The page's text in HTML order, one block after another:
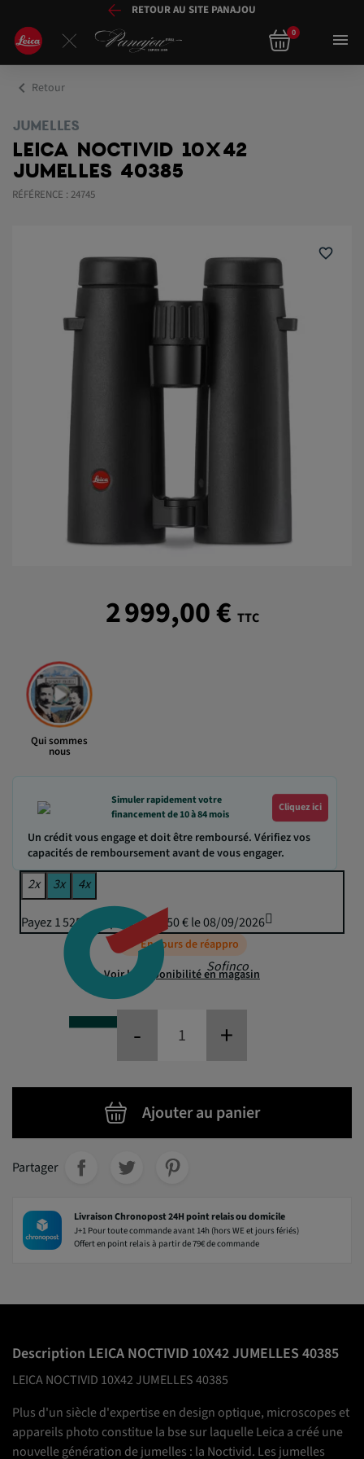
RETOUR AU SITE PANAJOU
0 
chevron_left Retour
JUMELLES
LEICA NOCTIVID 10X42
JUMELLES 40385
RÉFÉRENCE : 24745
favorite_border
2 999,00 € TTC
Qui sommes
nous
Simuler rapidement votre
financement de 10 à 84 mois
Cliquez ici
Un crédit vous engage et doit être remboursé. Vérifiez vos
capacités de remboursement avant de vous engager.
Sofinco
2x 3x 4x
Payez 1 525,29 € puis 1 499,50 € le 08/09/2026
En cours de réappro
Voir la disponibilité en magasin
- +
Ajouter au panier
Partager
Livraison Chronopost 24H point relais ou domicile
J+1 Pour toute commande avant 14h (hors WE et jours fériés)
Offert en point relais à partir de 79€ de commande
Description LEICA NOCTIVID 10X42 JUMELLES 40385
LEICA NOCTIVID 10X42 JUMELLES 40385
Plus d'un siècle d'expertise en design optique, microscopes et
appareils photo constitue la bse sur laquelle Leica a créé une
nouvelle génération de jumelles : la Noctivid. Les jumelles